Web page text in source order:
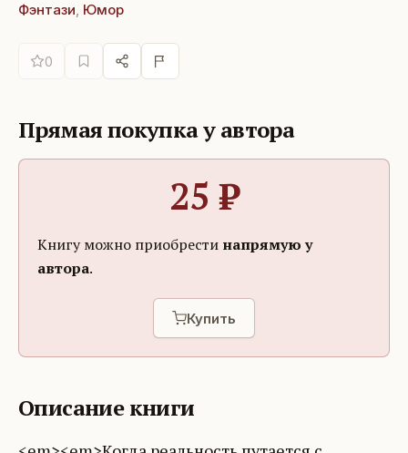
Фэнтази, Юмор
0
Прямая покупка у автора
25 ₽
Книгу можно приобрести напрямую у
автора.
Купить
Описание книги